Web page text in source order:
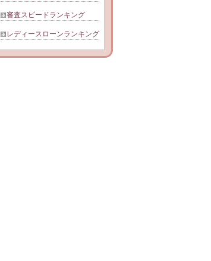
審査スピードランキング
レディースローンランキング